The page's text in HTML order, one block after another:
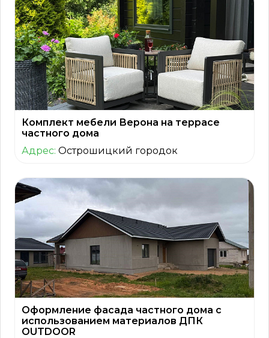
Комплект мебели Верона на террасе
частного дома
Адрес: Острошицкий городок
Оформление фасада частного дома с
использованием материалов ДПК
OUTDOOR